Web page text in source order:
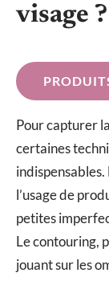
visage ?
Pour capturer
certaines
l’usage de
petites
Le contouring,
jouant sur les